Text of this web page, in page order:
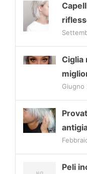
Ciglia
Giugno
Peli